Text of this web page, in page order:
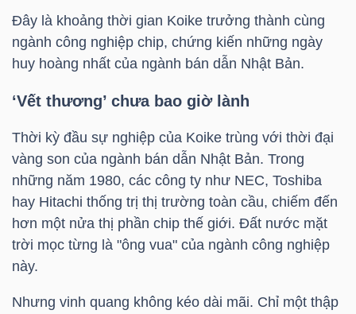
Đây là khoảng thời gian Koike trưởng thành cùng
ngành công nghiệp chip, chứng kiến những ngày
huy hoàng nhất của ngành bán dẫn Nhật Bản.
‘Vết thương’ chưa bao giờ lành
Thời kỳ đầu sự nghiệp của Koike trùng với thời đại
vàng son của ngành bán dẫn Nhật Bản. Trong
những năm 1980, các công ty như NEC, Toshiba
hay Hitachi thống trị thị trường toàn cầu, chiếm đến
hơn một nửa thị phần chip thế giới. Đất nước mặt
trời mọc từng là "ông vua" của ngành công nghiệp
này.
Nhưng vinh quang không kéo dài mãi. Chỉ một thập
SINH
TRÁI
CÔNG
CỤ